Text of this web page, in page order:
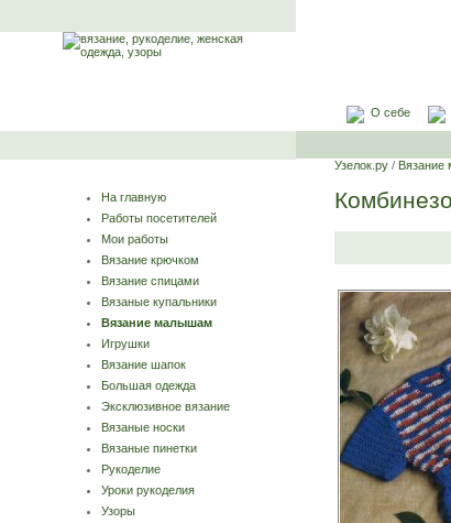
О себе
На главную
Работы посетителей
Мои работы
Вязание крючком
Вязание спицами
Вязаные купальники
Вязание малышам
Игрушки
Вязание шапок
Большая одежда
Эксклюзивное вязание
Вязаные носки
Вязаные пинетки
Рукоделие
Уроки рукоделия
Узоры
Узелок.ру /